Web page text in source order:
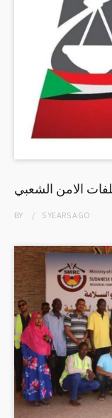
الامن الشعبي
BY 5 YEARSAGO